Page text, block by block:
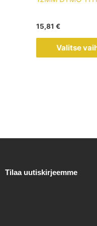
15,81 €
Valitse
Tilaa uutiskirjeemme